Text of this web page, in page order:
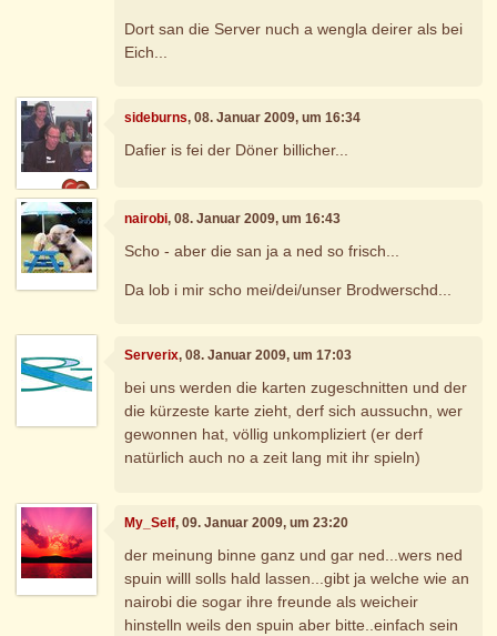
Dort san die Server nuch a wengla deirer als bei
Eich...
sideburns, 08. Januar 2009, um 16:34
Dafier is fei der Döner billicher...
nairobi, 08. Januar 2009, um 16:43
Scho - aber die san ja a ned so frisch...
Da lob i mir scho mei/dei/unser Brodwerschd...
Serverix, 08. Januar 2009, um 17:03
bei uns werden die karten zugeschnitten und der
die kürzeste karte zieht, derf sich aussuchn, wer
gewonnen hat, völlig unkompliziert (er derf
natürlich auch no a zeit lang mit ihr spieln)
My_Self, 09. Januar 2009, um 23:20
der meinung binne ganz und gar ned...wers ned
spuin willl solls hald lassen...gibt ja welche wie an
nairobi die sogar ihre freunde als weicheir
hinstelln weils den spuin aber bitte..einfach sein